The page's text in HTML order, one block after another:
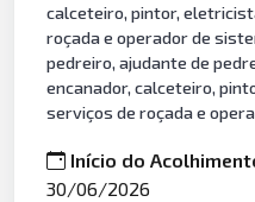
calceteiro, pintor,
roçada e operador de
pedreiro, ajudante de
encanador, calceteiro,
serviços de roçada e
Início do
30/06/2026